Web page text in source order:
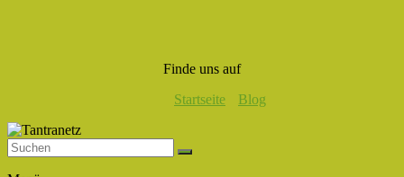
Finde uns auf
Startseite
Blog